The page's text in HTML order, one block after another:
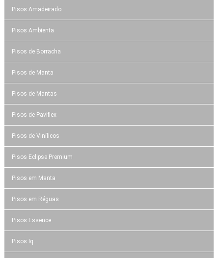
Pisos Amadeirado
Pisos Ambienta
Pisos de Borracha
Pisos de Manta
Pisos de Mantas
Pisos de Paviflex
Pisos de Vinílicos
Pisos Eclipse Premium
Pisos em Manta
Pisos em Réguas
Pisos Essence
Pisos Iq